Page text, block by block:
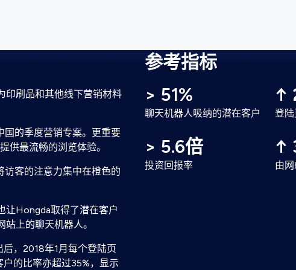
资讯不足。因此，我们致力创作英文内容，以填补中国政府与
印刷品和其他线下营销材料
国的季度营销专案。更重要
供最流畅的浏览体验。
客的注意力集中在橙色的
让Hongda取得了潜在客户
上的聊天机器人。
，2018年1月每个登陆页
的比率亦超过35%，显示
参考指标
> 51%
聊天机器人吸纳的潜在客户
↑
登
> 5.6倍
投资回报率
↑
由